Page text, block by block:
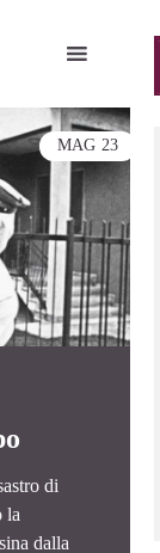
MAG 23
di
la
dalla